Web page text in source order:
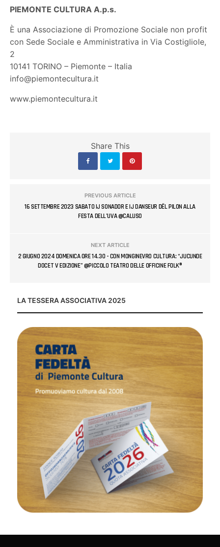
PIEMONTE CULTURA A.p.s.
È una Associazione di Promozione Sociale non profit
con Sede Sociale e Amministrativa in Via Costigliole,
2
10141 TORINO – Piemonte – Italia
info@piemontecultura.it
www.piemontecultura.it
Share This
PREVIOUS ARTICLE
16 SETTEMBRE 2023 SABATO IJ SONADOR E IJ DANSEUR DËL PILON ALLA
FESTA DELL’UVA @CALUSO
NEXT ARTICLE
2 GIUGNO 2024 DOMENICA ORE 14.30 - CON MONGINEVRO CULTURA: “JUCUNDE
DOCET V EDIZIONE” @PICCOLO TEATRO DELLE OFFICINE FOLK®
LA TESSERA ASSOCIATIVA 2025